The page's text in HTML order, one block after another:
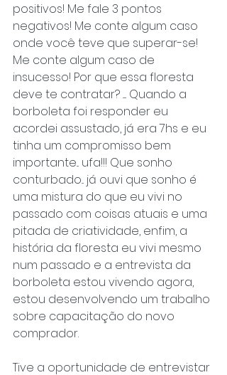
positivos! Me fale 3 pontos
negativos! Me conte algum caso
onde você teve que superar-se!
Me conte algum caso de
insucesso! Por que essa floresta
deve te contratar? ..... Quando a
borboleta foi responder eu
acordei assustado, já era 7hs e eu
tinha um compromisso bem
importante... ufa!!! Que sonho
conturbado... já ouvi que sonho é
uma mistura do que eu vivi no
passado com coisas atuais e uma
pitada de criatividade, enfim, a
história da floresta eu vivi mesmo
num passado e a entrevista da
borboleta estou vivendo agora,
estou desenvolvendo um trabalho
sobre capacitação do novo
comprador.
Tive a oportunidade de entrevistar